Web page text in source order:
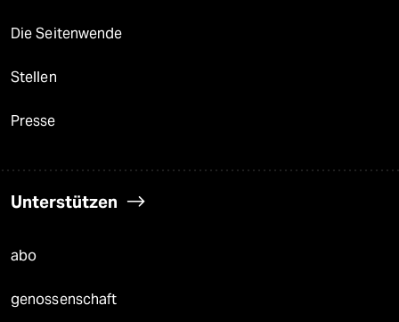
Die Seitenwende
Stellen
Presse
Unterstützen
abo
genossenschaft